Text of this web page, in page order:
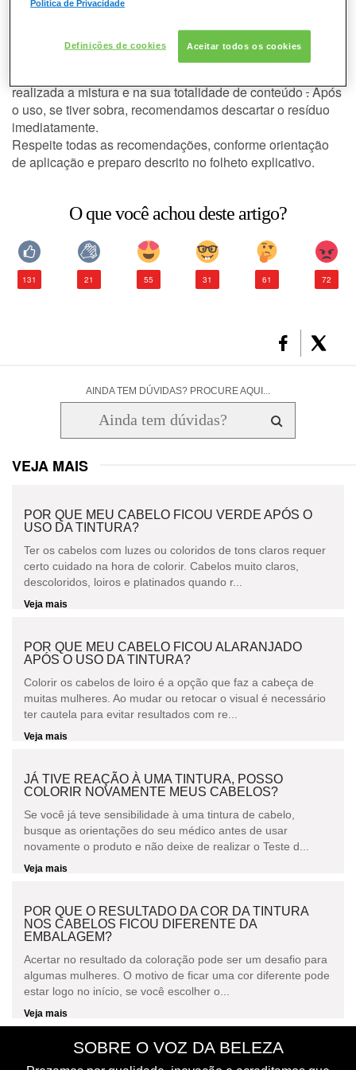
CABELO
Posso guardar a sobra de tintura
para uma próxima aplicação?
realizada a mistura e na sua totalidade de conteúdo.Após
o uso, se tiver sobra, recomendamos descartar o resíduo
imediatamente.
Respeite todas as recomendações, conforme orientação
de aplicação e preparo descrito no folheto explicativo.
O que você achou deste artigo?
131 21 55 31 61 72
AINDA TEM DÚVIDAS? PROCURE AQUI...
VEJA MAIS
POR QUE MEU CABELO FICOU VERDE APÓS O
USO DA TINTURA?
Ter os cabelos com luzes ou coloridos de tons claros requer
certo cuidado na hora de colorir. Cabelos muito claros,
descoloridos, loiros e platinados quando r...
Veja mais
POR QUE MEU CABELO FICOU ALARANJADO
APÓS O USO DA TINTURA?
Colorir os cabelos de loiro é a opção que faz a cabeça de
muitas mulheres. Ao mudar ou retocar o visual é necessário
ter cautela para evitar resultados com re...
Veja mais
JÁ TIVE REAÇÃO À UMA TINTURA, POSSO
COLORIR NOVAMENTE MEUS CABELOS?
Se você já teve sensibilidade à uma tintura de cabelo,
busque as orientações do seu médico antes de usar
novamente o produto e não deixe de realizar o Teste d...
Veja mais
POR QUE O RESULTADO DA COR DA TINTURA
NOS CABELOS FICOU DIFERENTE DA
EMBALAGEM?
Acertar no resultado da coloração pode ser um desafio para
algumas mulheres. O motivo de ficar uma cor diferente pode
estar logo no início, se você escolher o...
Veja mais
SOBRE O VOZ DA BELEZA
Política de Privacidade
Definições de cookies Aceitar todos os cookies